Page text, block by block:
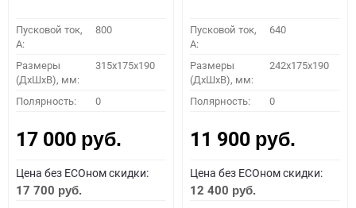
Пусковой ток,
A:
800
Размеры
(ДхШхВ), мм:
315x175x190
Полярность: 0
17 000 руб.
Цена без ECOном скидки:
17 700 руб.
Пусковой ток,
A:
640
Размеры
(ДхШхВ), мм:
242x175x190
Полярность: 0
11 900 руб.
Цена без ECOном скидки:
12 400 руб.